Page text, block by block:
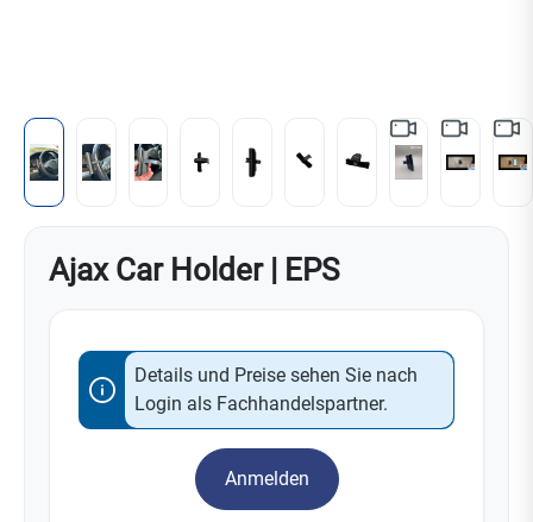
Ajax Car Holder | EPS
Details und Preise sehen Sie nach
Login als Fachhandelspartner.
Anmelden